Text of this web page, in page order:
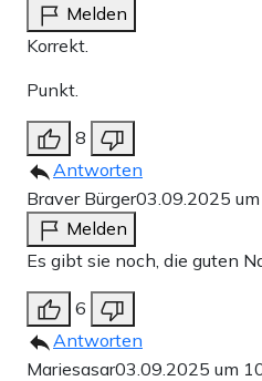
Melden
Korrekt.
Punkt.
8
Antworten
Braver Bürger03.09.2025
Melden
Es gibt sie noch, die guten
6
Antworten
Mariesasar03.09.2025 um